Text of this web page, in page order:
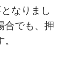
なりまし
合でも、押